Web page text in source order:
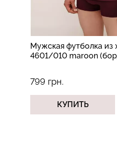
Мужская футболка из
4601/010 maroon
799 грн.
КУПИТЬ